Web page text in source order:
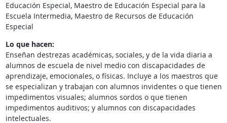
Educación Especial, Maestro de Educación Especial para la
Escuela Intermedia, Maestro de Recursos de Educación
Especial
Lo que hacen:
Enseñan destrezas académicas, sociales, y de la vida diaria a
alumnos de escuela de nivel medio con discapacidades de
aprendizaje, emocionales, o físicas. Incluye a los maestros que
se especializan y trabajan con alumnos invidentes o que tienen
impedimentos visuales; alumnos sordos o que tienen
impedimentos auditivos; y alumnos con discapacidades
intelectuales.